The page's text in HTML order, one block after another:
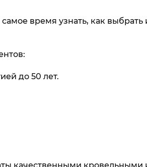
время узнать, как
до 50 лет.